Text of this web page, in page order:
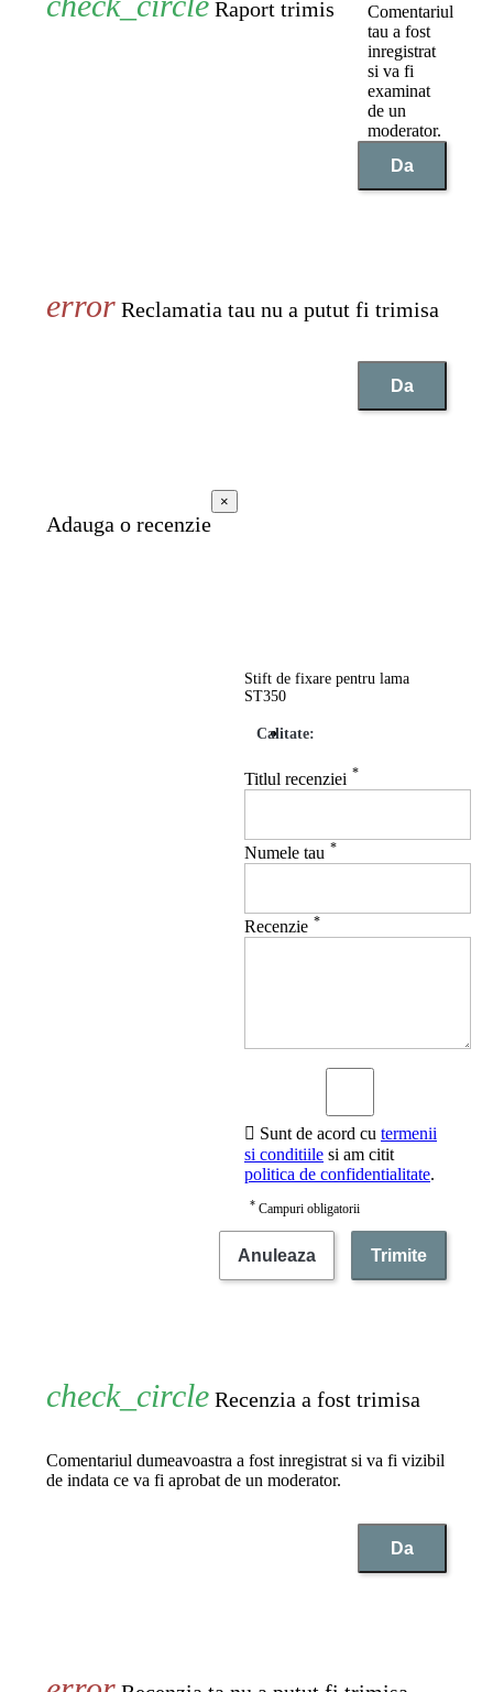
Raport trimis
Comentariul
tau a fost
inregistrat
si va fi
examinat
de un
moderator.
Da
Reclamatia tau nu a putut fi trimisa
Da
Adauga o recenzie
×
Stift de fixare pentru lama
ST350
Calitate:
Titlul recenziei *
Numele tau *
Recenzie *
 Sunt de acord cu termenii
si conditiile si am citit
politica de confidentialitate.
* Campuri obligatorii
Anuleaza Trimite
Recenzia a fost trimisa
Comentariul dumeavoastra a fost inregistrat si va fi vizibil
de indata ce va fi aprobat de un moderator.
Da